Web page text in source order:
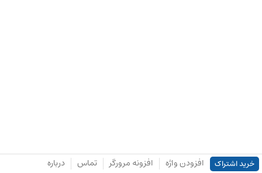
خرید اشتراک افزودن واژه افزونه مرورگر تماس درباره